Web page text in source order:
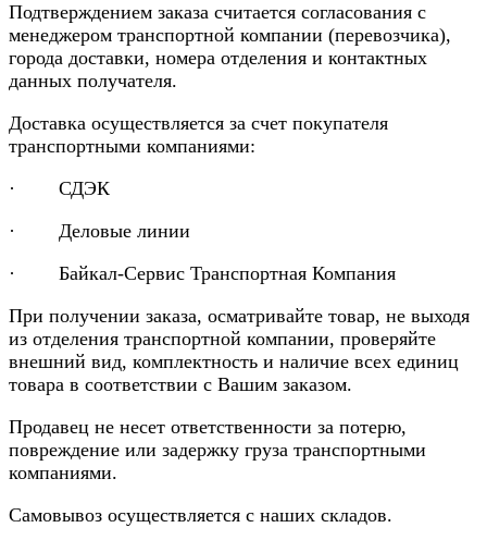
Подтверждением заказа считается согласования с
менеджером транспортной компании (перевозчика),
города доставки, номера отделения и контактных
данных получателя.
Доставка осуществляется за счет покупателя
транспортными компаниями:
· СДЭК
· Деловые линии
· Байкал-Сервис Транспортная Компания
При получении заказа, осматривайте товар, не выходя
из отделения транспортной компании, проверяйте
внешний вид, комплектность и наличие всех единиц
товара в соответствии с Вашим заказом.
Продавец не несет ответственности за потерю,
повреждение или задержку груза транспортными
компаниями.
Самовывоз осуществляется с наших складов.